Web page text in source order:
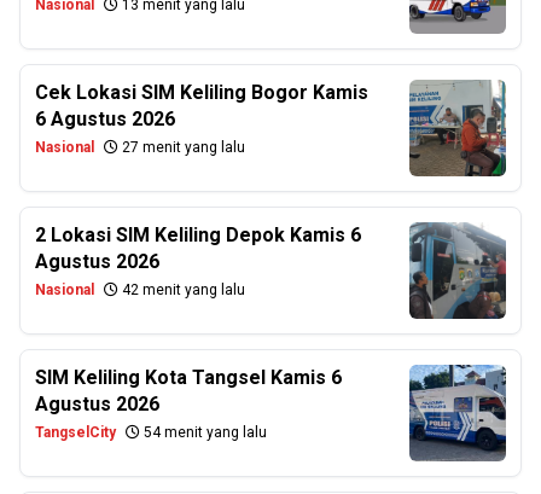
Nasional 13 menit yang lalu
Cek Lokasi SIM Keliling Bogor Kamis
6 Agustus 2026
Nasional 27 menit yang lalu
2 Lokasi SIM Keliling Depok Kamis 6
Agustus 2026
Nasional 42 menit yang lalu
SIM Keliling Kota Tangsel Kamis 6
Agustus 2026
TangselCity 54 menit yang lalu